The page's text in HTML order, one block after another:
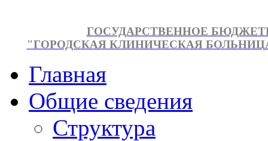
ГОСУДАРСТВЕННОЕ
"ГОРОДСКАЯ КЛИНИЧЕСКАЯ
Главная
Общие сведения
Структура